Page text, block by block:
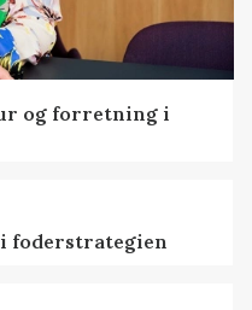
og forretning i
foderstrategien